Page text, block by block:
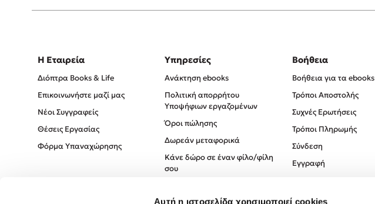
Αυτή η ιστοσελίδα χρησιμοποιεί cookies
Η Εταιρεία
Διόπτρα Books & Life
Επικοινωνήστε μαζί μας
Νέοι Συγγραφείς
Θέσεις Εργασίας
Φόρμα Υπαναχώρησης
Υπηρεσίες
Ανάκτηση ebooks
Πολιτική απορρήτου
Υποψήφιων εργαζομένων
Όροι πώλησης
Δωρεάν μεταφορικά
Κάνε δώρο σε έναν φίλο/φίλη
σου
Βοήθεια
Βοήθεια για τα ebooks
Τρόποι Αποστολής
Συχνές Ερωτήσεις
Τρόποι Πληρωμής
Σύνδεση
Εγγραφή